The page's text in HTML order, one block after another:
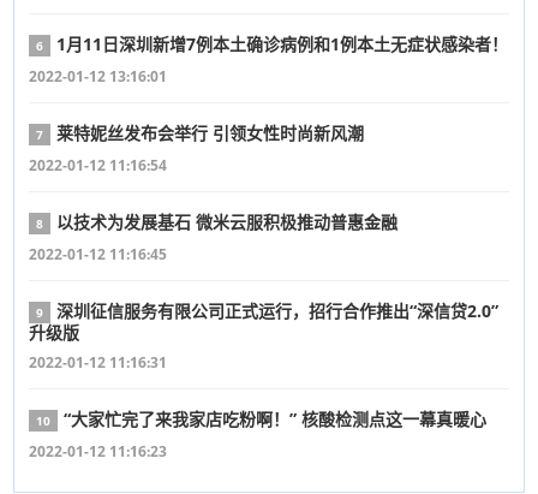
6 1月11日深圳新增7例本土确诊病例和1例本土无症状感染者！
2022-01-12 13:16:01
7 莱特妮丝发布会举行 引领女性时尚新风潮
2022-01-12 11:16:54
8 以技术为发展基石 微米云服积极推动普惠金融
2022-01-12 11:16:45
9
深圳征信服务有限公司正式运行，招行合作推出“深信贷2.0”
升级版
2022-01-12 11:16:31
10 “大家忙完了来我家店吃粉啊！” 核酸检测点这一幕真暖心
2022-01-12 11:16:23